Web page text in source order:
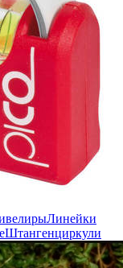
Линейки
Штангенциркули